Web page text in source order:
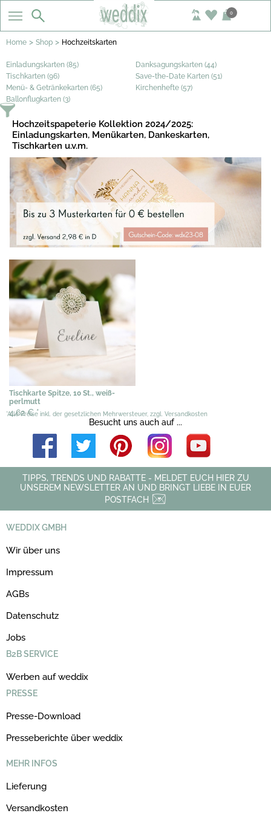
0
Home > Shop > Hochzeitskarten
Einladungskarten (85)
Danksagungskarten (44)
Tischkarten (96)
Save-the-Date Karten (51)
Menü- & Getränkekarten (65)
Kirchenhefte (57)
Ballonflugkarten (3)
Hochzeitspapeterie Kollektion 2024/2025:
Einladungskarten, Menükarten, Dankeskarten,
Tischkarten u.v.m.
Tischkarte Spitze, 10 St., weiß-
perlmutt
4,62 €*
*Alle Preise inkl. der gesetzlichen Mehrwersteuer, zzgl. Versandkosten
Besucht uns auch auf ...
TIPPS, TRENDS UND RABATTE - MELDET EUCH HIER ZU
UNSEREM NEWSLETTER AN UND BRINGT LIEBE IN EUER
POSTFACH
WEDDIX GMBH
Wir über uns
Impressum
AGBs
Datenschutz
Jobs
B2B SERVICE
Werben auf weddix
PRESSE
Presse-Download
Presseberichte über weddix
MEHR INFOS
Lieferung
Versandkosten